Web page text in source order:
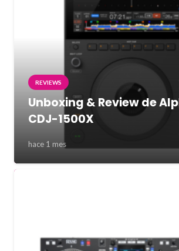
REVIEWS
Unboxing & Review de
CDJ-1500X
hace 1 mes